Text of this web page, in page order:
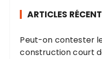
e
p
ARTICLES
Peut-on contester
construction court